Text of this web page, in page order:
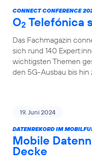
CONNECT CONFERENCE
O2 Telefónica
Das Fachmagazin
sich rund 140
wichtigsten Themen
den 5G-Ausbau bis
19. Juni 2024
DATENREKORD IM
Mobile
Decke